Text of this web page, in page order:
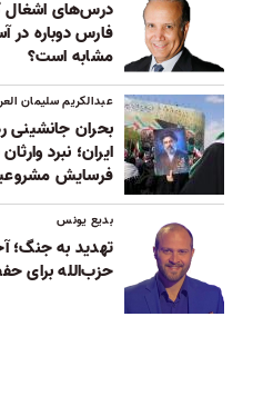
درس‌های اشغال
فارس دوباره در
مشابه است؟
عبدالکریم سلیمان
بحران جانشینی
ایران؛ نبرد
فرسایش
بدیع یونس
تهدید به جنگ؛
حزب‌الله برای